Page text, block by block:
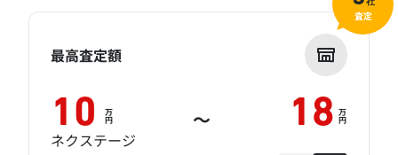
最高査定額
10 万
円 ～ 18 万
円
ネクステージ
社
査定